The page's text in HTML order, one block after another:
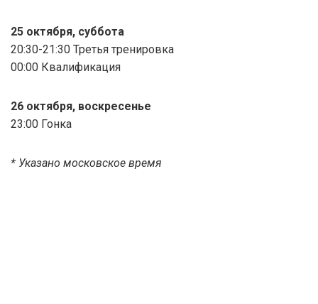
25 октября, суббота
20:30-21:30 Третья тренировка
00:00 Квалификация
26 октября, воскресенье
23:00 Гонка
* Указано московское время